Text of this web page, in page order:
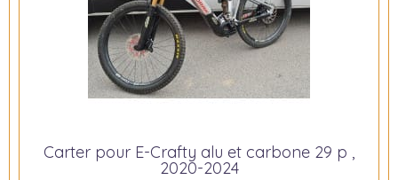
Carter pour E-Crafty alu et carbone 29 p ,
2020-2024